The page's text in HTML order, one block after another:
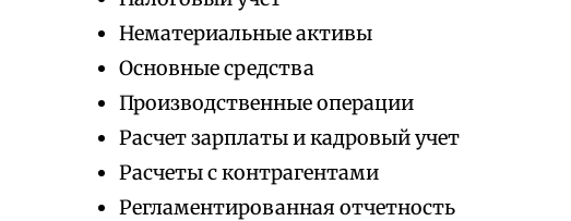
Нематериальные активы
Основные средства
Производственные операции
Расчет зарплаты и кадровый учет
Расчеты с контрагентами
Регламентированная отчетность